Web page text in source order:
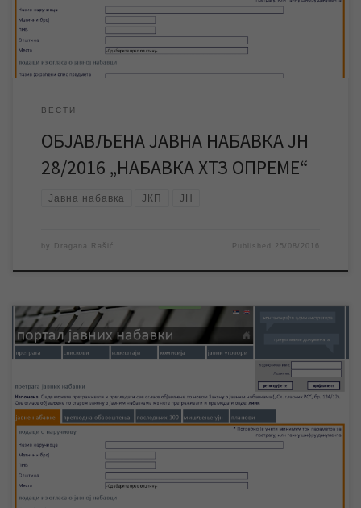
можете погледати на Порталу јавних набавки , где можете и
преузети конкурсну документацију […]
ВЕСТИ
ОБЈАВЉЕНА ЈАВНА НАБАВКА ЈН
28/2016 „НАБАВКА ХТЗ ОПРЕМЕ“
Јавна набавка ЈКП ЈН
by Dragana Rašić Published 25/08/2016
заинтересоване стране да је расписана јавна набавка за
набавку течног нафтног гаса – ауто гас ТНГ. Због техничких
проблема нисмо у могућности да јавну набавку објавимо на
сајту нашег предузећа. Јавну набавку ЈН 27/2016 „Набавка
течног нафтног гаса – ауто гас ТНГ“ можете […]